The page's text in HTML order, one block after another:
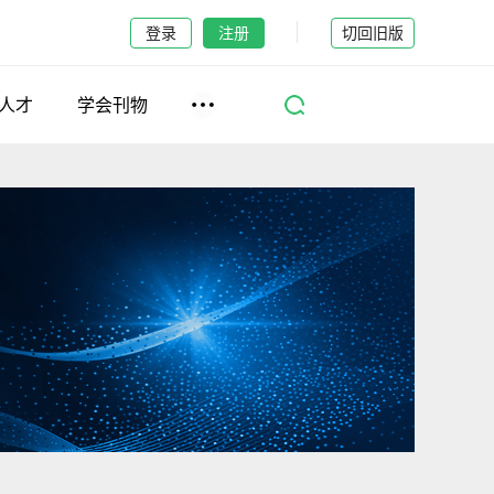
登录 注册 切回旧版
才 学会刊物